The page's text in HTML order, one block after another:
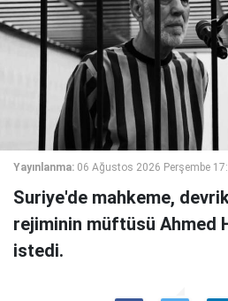
Yayınlanma: 06 Ağustos 2026 Perşembe
Suriye'de mahkeme,
rejiminin müftüsü Ahmed
istedi.